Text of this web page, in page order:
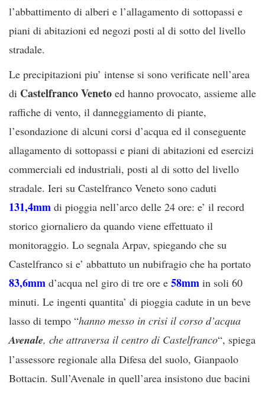
l’abbattimento di alberi e l’allagamento di sottopassi e
piani di abitazioni ed negozi posti al di sotto del livello
stradale.
Le precipitazioni piu’ intense si sono verificate nell’area
di Castelfranco Veneto ed hanno provocato, assieme alle
raffiche di vento, il danneggiamento di piante,
l’esondazione di alcuni corsi d’acqua ed il conseguente
allagamento di sottopassi e piani di abitazioni ed esercizi
commerciali ed industriali, posti al di sotto del livello
stradale. Ieri su Castelfranco Veneto sono caduti
131,4mm di pioggia nell’arco delle 24 ore: e’ il record
storico giornaliero da quando viene effettuato il
monitoraggio. Lo segnala Arpav, spiegando che su
Castelfranco si e’ abbattuto un nubifragio che ha portato
83,6mm d’acqua nel giro di tre ore e 58mm in soli 60
minuti. Le ingenti quantita’ di pioggia cadute in un beve
lasso di tempo “hanno messo in crisi il corso d’acqua
Avenale, che attraversa il centro di Castelfranco“, spiega
l’assessore regionale alla Difesa del suolo, Gianpaolo
Bottacin. Sull’Avenale in quell’area insistono due bacini